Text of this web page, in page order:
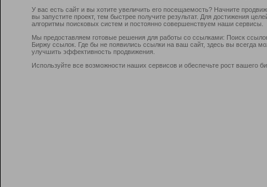
У вас есть сайт и вы хотите увеличить его посещаемость? Начните
вы запустите проект, тем быстрее получите результат. Для достижения
алгоритмы поисковых систем и постоянно совершенствуем наши сервисы.
Мы предоставляем готовые решения для работы со ссылками: Поиск
Биржу ссылок. Где бы не появились ссылки на ваш сайт, здесь вы всегда
улучшить эффективность продвижения.
Используйте все возможности наших сервисов и обеспечьте рост вашего